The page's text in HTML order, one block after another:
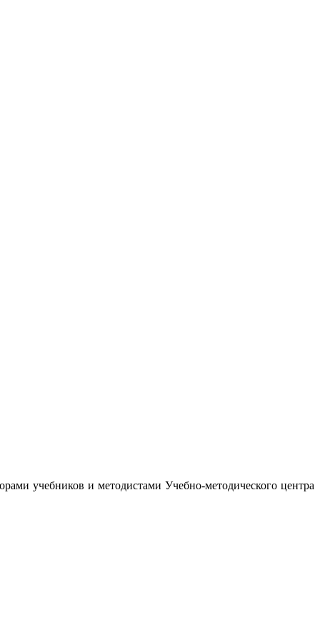
учебников и методистами Учебно-методического центра